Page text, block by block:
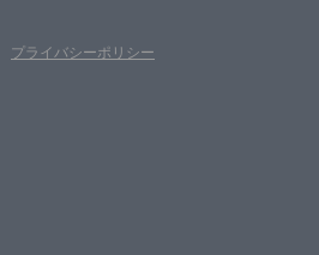
プライバシーポリシー